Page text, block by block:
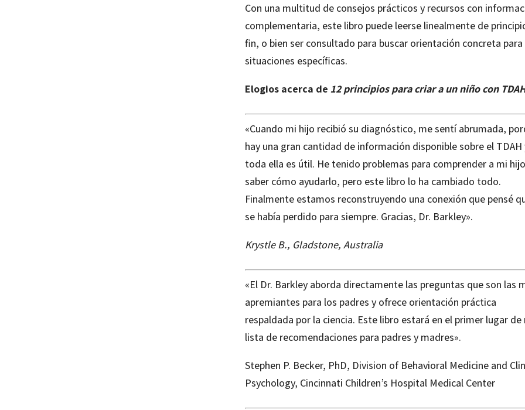
Con una multitud de consejos prácticos y recursos con
complementaria, este libro puede leerse linealmente de
fin, o bien ser consultado para buscar orientación concreta para
situaciones específicas.
Elogios acerca de 12 principios para criar a un niño con
«Cuando mi hijo recibió su diagnóstico, me sentí abrumada,
hay una gran cantidad de información disponible sobre el TDAH
toda ella es útil. He tenido problemas para comprender a mi
saber cómo ayudarlo, pero este libro lo ha cambiado todo.
Finalmente estamos reconstruyendo una conexión que pensé
se había perdido para siempre. Gracias, Dr. Barkley».
Krystle B., Gladstone, Australia
«El Dr. Barkley aborda directamente las preguntas que son las
apremiantes para los padres y ofrece orientación práctica
respaldada por la ciencia. Este libro estará en el primer lugar de
lista de recomendaciones para padres y madres».
Stephen P. Becker, PhD, Division of Behavioral Medicine and
Psychology, Cincinnati Children’s Hospital Medical Center